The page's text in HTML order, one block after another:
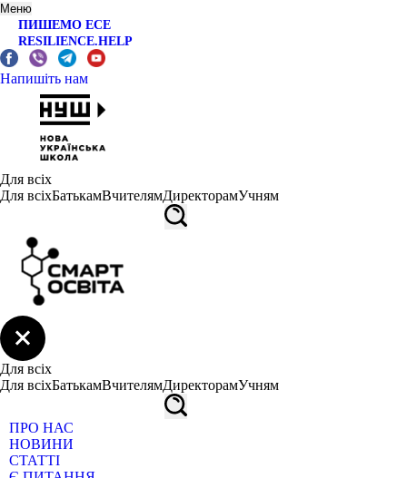
Меню
ПИШЕМО ЕСЕ
RESILIENCE.HELP
Напишіть нам
Для всіх
Для всіхБатькамВчителямДиректорамУчням
Для всіх
Для всіхБатькамВчителямДиректорамУчням
ПРО НАС
НОВИНИ
СТАТТІ